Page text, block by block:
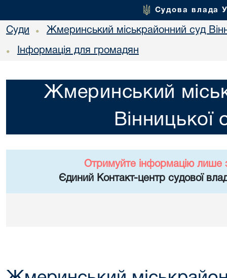
Судова влада
Суди • Жмеринський міськрайонний суд
• Інформація для громадян
Жмеринський
Вінницької
Отримуйте інформацію лише
Єдиний Контакт-центр судової